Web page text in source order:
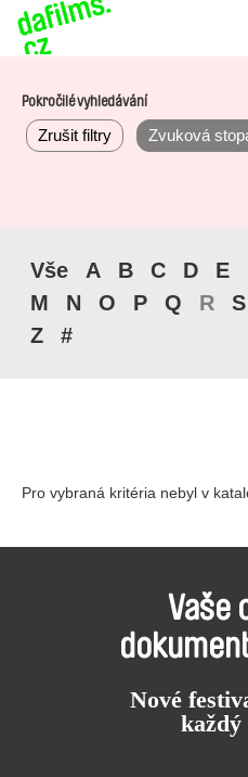
Pokročilé vyhledávání
Zrušit filtry Zvuková
Vše A B C D E
M
N O P Q R S
Z
#
Pro vybraná kritéria nebyl v
Vaše
Nové
každý